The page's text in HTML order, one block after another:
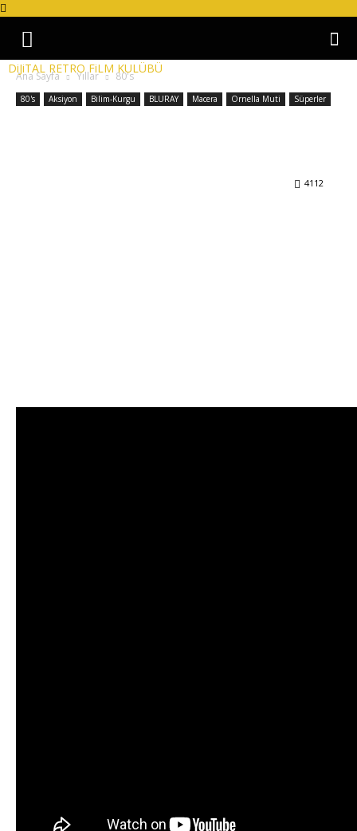
DiJiTAL RETRO FiLM KULÜBÜ
Ana Sayfa Yıllar 80's
80's Aksiyon Bilim-Kurgu BLURAY Macera Ornella Muti Süperler
4112